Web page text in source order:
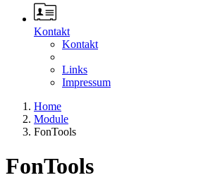
Kontakt
Kontakt
Links
Impressum
Home
Module
FonTools
FonTools